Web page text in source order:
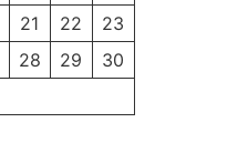
21 22
23
28 29
30